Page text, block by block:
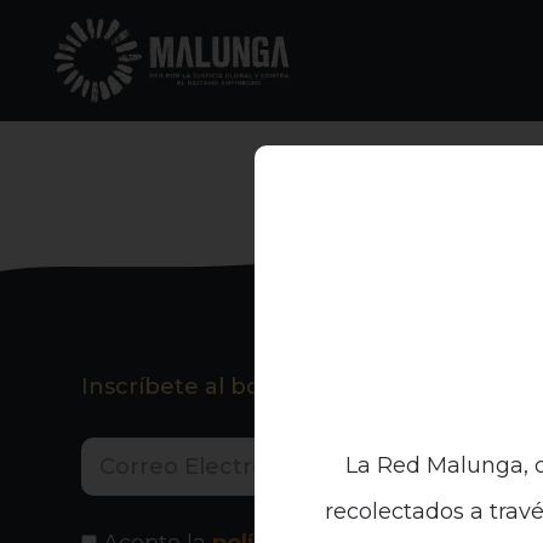
Inscríbete al boletín informativo
La Red Malunga,
recolectados a